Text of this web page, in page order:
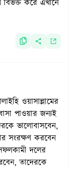
করে এখানে
ওয়াসাল্লামের
পাওয়ার জন্যই
ভালোবাসবেন,
সংরক্ষণ করবেন
দলের
তাদেরকে